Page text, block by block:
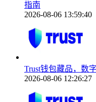
指南
2026-08-06 13:59:40
Trust钱包藏品，数
2026-08-06 12:26:27